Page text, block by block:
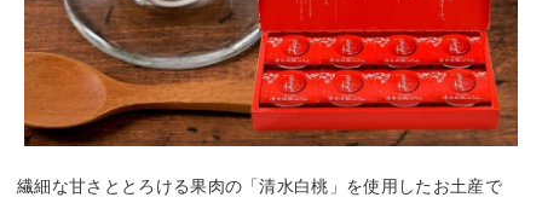
繊細な甘さととろける果肉の「清水白桃」を使用したお土産で